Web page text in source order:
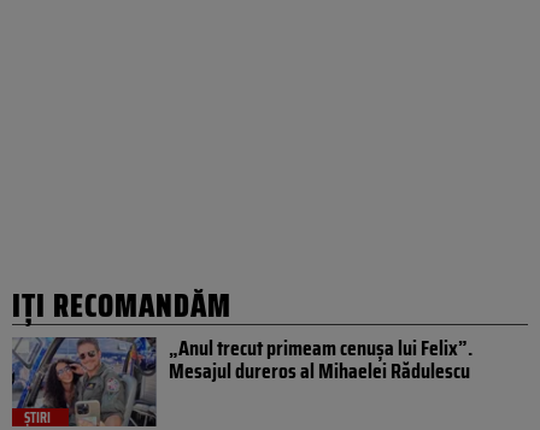
IȚI RECOMANDĂM
ȘTIRI
„Anul trecut primeam cenușa lui Felix”.
Mesajul dureros al Mihaelei Rădulescu